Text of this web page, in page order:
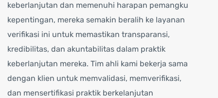
keberlanjutan dan memenuhi harapan pemangku
kepentingan, mereka semakin beralih ke layanan
verifikasi ini untuk memastikan transparansi,
kredibilitas, dan akuntabilitas dalam praktik
keberlanjutan mereka. Tim ahli kami bekerja sama
dengan klien untuk memvalidasi, memverifikasi,
dan mensertifikasi praktik berkelanjutan